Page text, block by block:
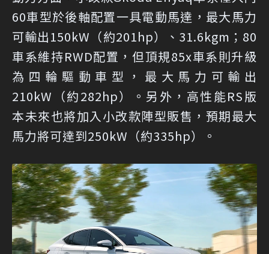
60車型於後軸配置一具電動馬達，最大馬力
可輸出150kW（約201hp）、31.6kgm；80
車系維持RWD配置，但頂規85x車系則升級
為四輪驅動車型，最大馬力可輸出
210kW（約282hp）。另外，高性能RS版
本未來也將加入小改款陣型販售，預期最大
馬力將可達到250kW（約335hp）。